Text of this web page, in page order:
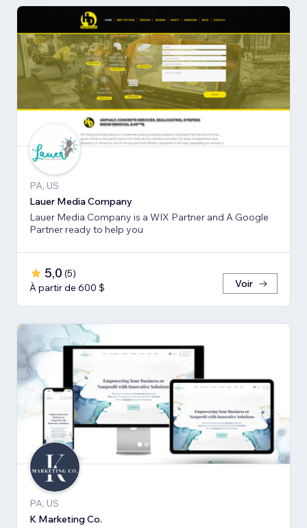
PA, US
Lauer Media Company
Lauer Media Company is a WIX Partner and A Google
Partner ready to help you
5,0 (5)
À partir de 600 $
Voir
PA, US
K Marketing Co.